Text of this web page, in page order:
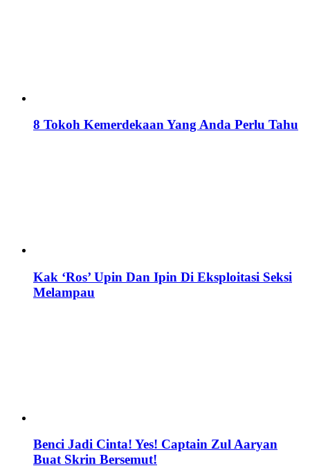
8 Tokoh Kemerdekaan Yang Anda Perlu Tahu
Kak ‘Ros’ Upin Dan Ipin Di Eksploitasi Seksi
Melampau
Benci Jadi Cinta! Yes! Captain Zul Aaryan
Buat Skrin Bersemut!